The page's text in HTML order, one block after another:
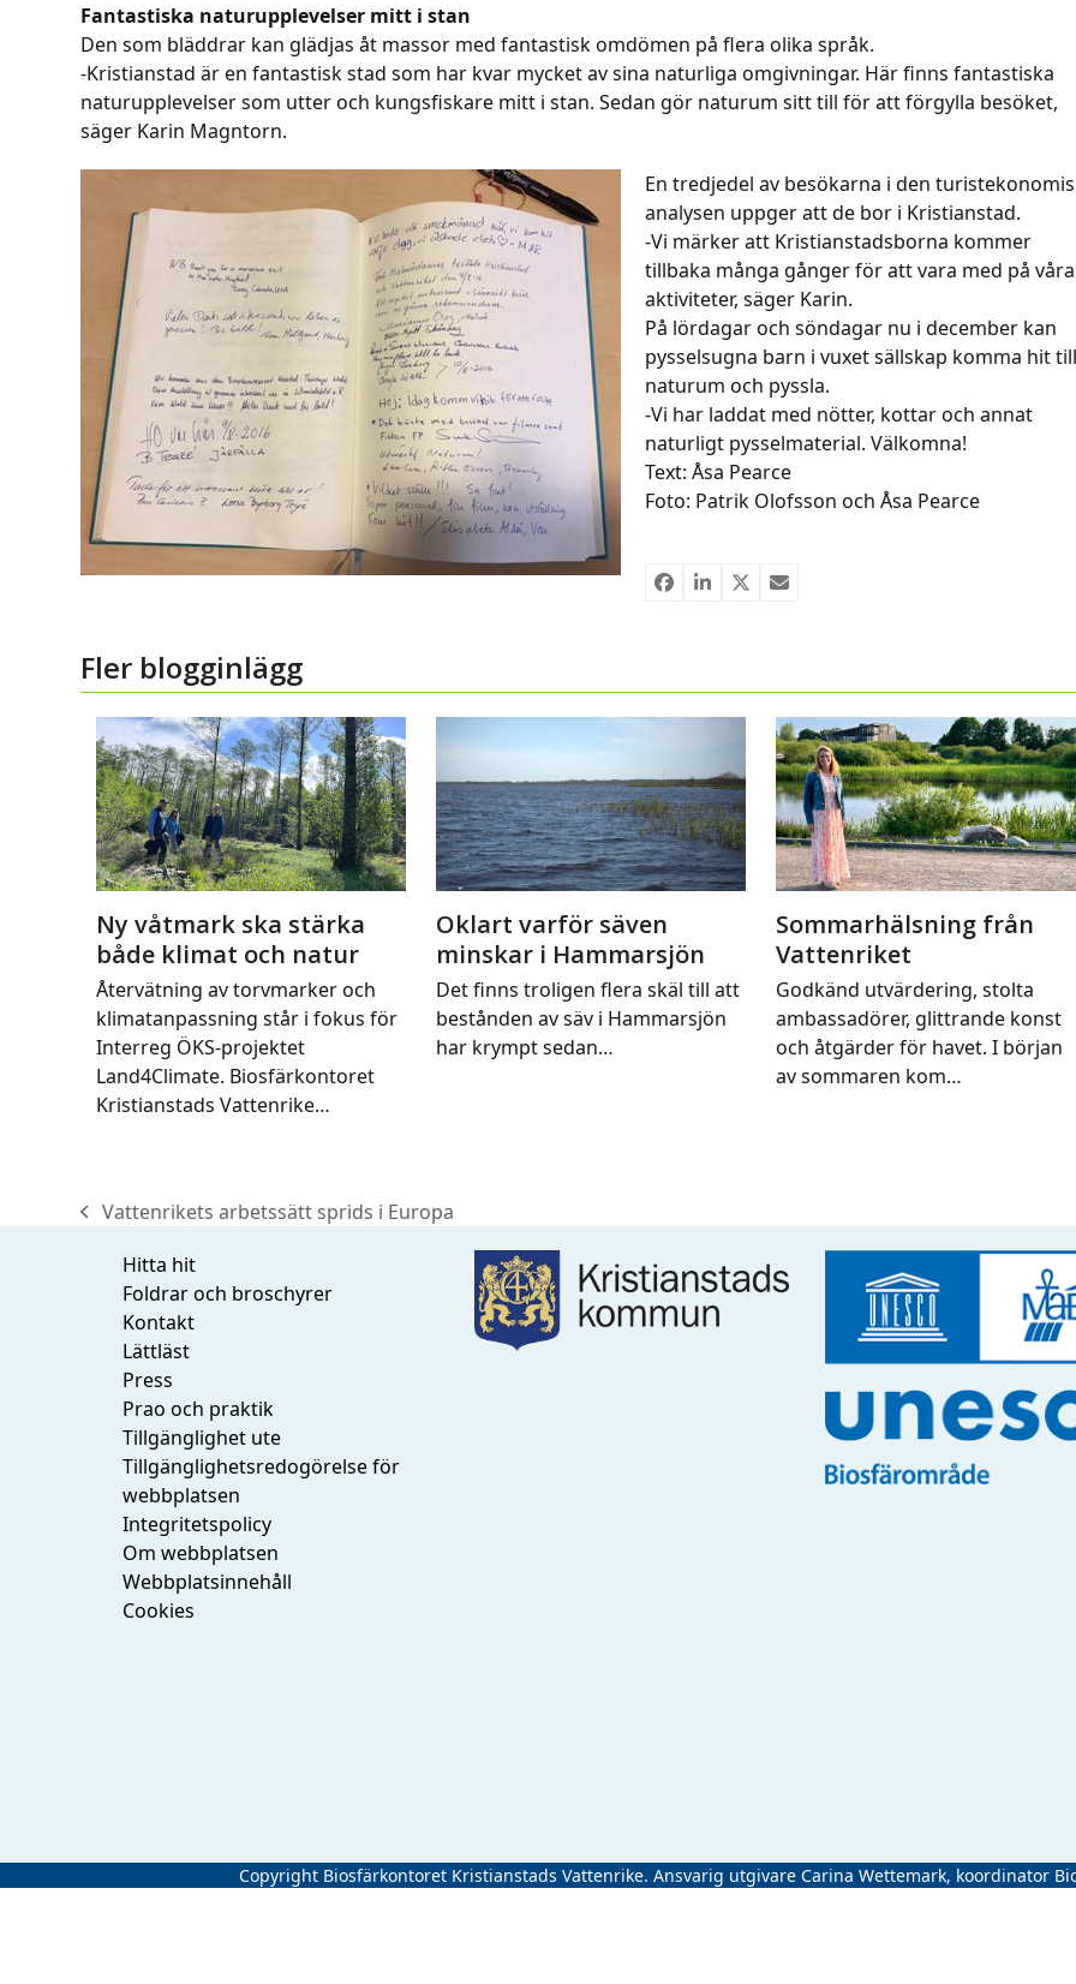
Fantastiska naturupplevelser mitt i stan
Den som bläddrar kan glädjas åt massor med fantastisk omdömen på flera olika språk.
-Kristianstad är en fantastisk stad som har kvar mycket av sina naturliga omgivningar. Här finns fantastiska
naturupplevelser som utter och kungsfiskare mitt i stan. Sedan gör naturum sitt till för att förgylla besöket,
säger Karin Magntorn.
En tredjedel av besökarna i den
analysen uppger att de bor i Kristianstad.
-Vi märker att Kristianstadsborna kommer
tillbaka många gånger för att vara med på våra
aktiviteter, säger Karin.
På lördagar och söndagar nu i december kan
pysselsugna barn i vuxet sällskap komma hit till
naturum och pyssla.
-Vi har laddat med nötter, kottar och annat
naturligt pysselmaterial. Välkomna!
Text: Åsa Pearce
Foto: Patrik Olofsson och Åsa Pearce
Fler blogginlägg
Ny våtmark ska stärka
både klimat och natur
Återvätning av torvmarker och
klimatanpassning står i fokus för
Interreg ÖKS-projektet
Land4Climate. Biosfärkontoret
Kristianstads Vattenrike…
Oklart varför säven
minskar i Hammarsjön
Det finns troligen flera skäl till att
bestånden av säv i Hammarsjön
har krympt sedan…
Sommarhälsning från
Vattenriket
Godkänd utvärdering, stolta
ambassadörer, glittrande konst
och åtgärder för havet. I början
av sommaren kom…
previous
post:
Vattenrikets arbetssätt sprids i Europa
Hitta hit
Foldrar och broschyrer
Kontakt
Lättläst
Press
Prao och praktik
Tillgänglighet ute
Tillgänglighetsredogörelse för
webbplatsen
Integritetspolicy
Om webbplatsen
Webbplatsinnehåll
Cookies
Copyright Biosfärkontoret Kristianstads Vattenrike. Ansvarig utgivare Carina Wettemark, koordinator